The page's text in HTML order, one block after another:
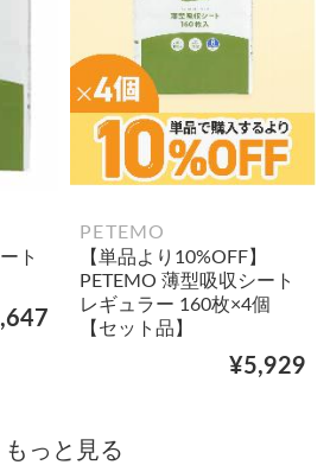
ト
PETEMO
【単品より10%OFF】
PETEMO 薄型吸収シート
レギュラー 160枚×4個
【セット品】
¥5,929
もっと見る